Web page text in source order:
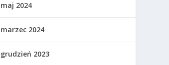
maj 2024
marzec 2024
grudzień 2023